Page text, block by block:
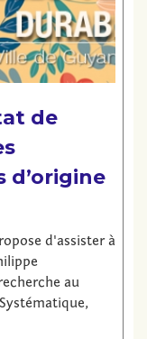
de
d’origine
d'assister à
au